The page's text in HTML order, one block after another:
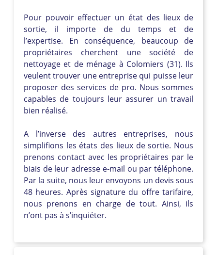
Pour pouvoir effectuer un état des lieux de
sortie, il importe de du temps et de
l’expertise. En conséquence, beaucoup de
propriétaires cherchent une société de
nettoyage et de ménage à Colomiers (31). Ils
veulent trouver une entreprise qui puisse leur
proposer des services de pro. Nous sommes
capables de toujours leur assurer un travail
bien réalisé.
A l’inverse des autres entreprises, nous
simplifions les états des lieux de sortie. Nous
prenons contact avec les propriétaires par le
biais de leur adresse e-mail ou par téléphone.
Par la suite, nous leur envoyons un devis sous
48 heures. Après signature du offre tarifaire,
nous prenons en charge de tout. Ainsi, ils
n’ont pas à s’inquiéter.